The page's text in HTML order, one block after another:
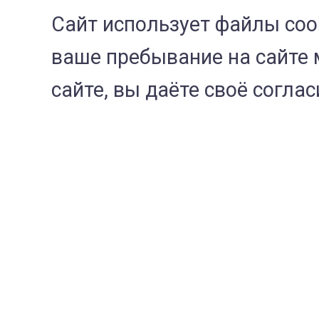
конкретного
постановки
Как правило, у
Сайт использует файлы
ваше пребывание на
сайте, вы даёте своё